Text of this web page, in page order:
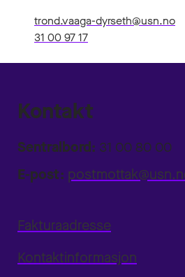
trond.vaaga-dyrseth@usn.no
31 00 97 17
Kontakt
Sentralbord: 31 00 80 00
E-post:
Fakturaadresse
Kontaktinformasjon